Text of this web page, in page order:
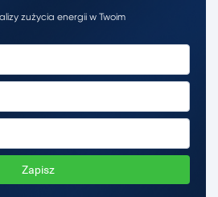
zużycia energii w Twoim
Zapisz